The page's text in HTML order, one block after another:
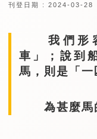
刊登日期 : 2024-03-28
我們形容
車」；說到
馬，則是「一
為甚麼馬的